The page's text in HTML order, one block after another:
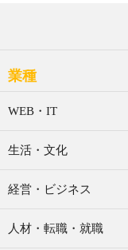
業種
WEB・IT
生活・文化
経営・ビジネス
人材・転職・就職